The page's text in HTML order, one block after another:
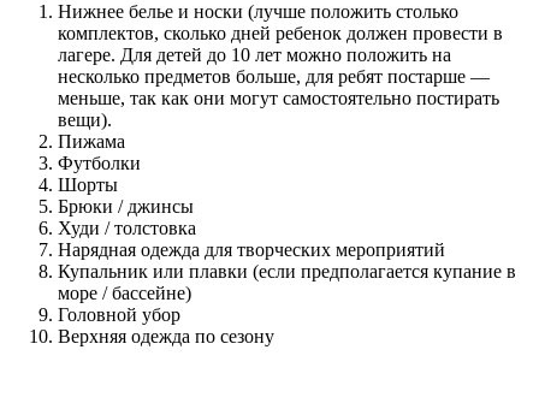
Нижнее белье и носки (лучше положить столько
комплектов, сколько дней ребенок должен провести в
лагере. Для детей до 10 лет можно положить на
несколько предметов больше, для ребят постарше —
меньше, так как они могут самостоятельно постирать
вещи).
Пижама
Футболки
Шорты
Брюки / джинсы
Худи / толстовка
Нарядная одежда для творческих мероприятий
Купальник или плавки (если предполагается купание в
море / бассейне)
Головной убор
Верхняя одежда по сезону